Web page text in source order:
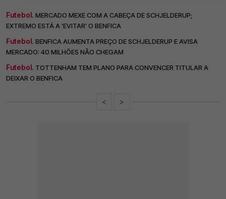
Futebol. MERCADO MEXE COM A CABEÇA DE SCHJELDERUP;
EXTREMO ESTÁ A 'EVITAR' O BENFICA
Futebol. BENFICA AUMENTA PREÇO DE SCHJELDERUP E AVISA
MERCADO: 40 MILHÕES NÃO CHEGAM
Futebol. TOTTENHAM TEM PLANO PARA CONVENCER TITULAR A
DEIXAR O BENFICA
< >